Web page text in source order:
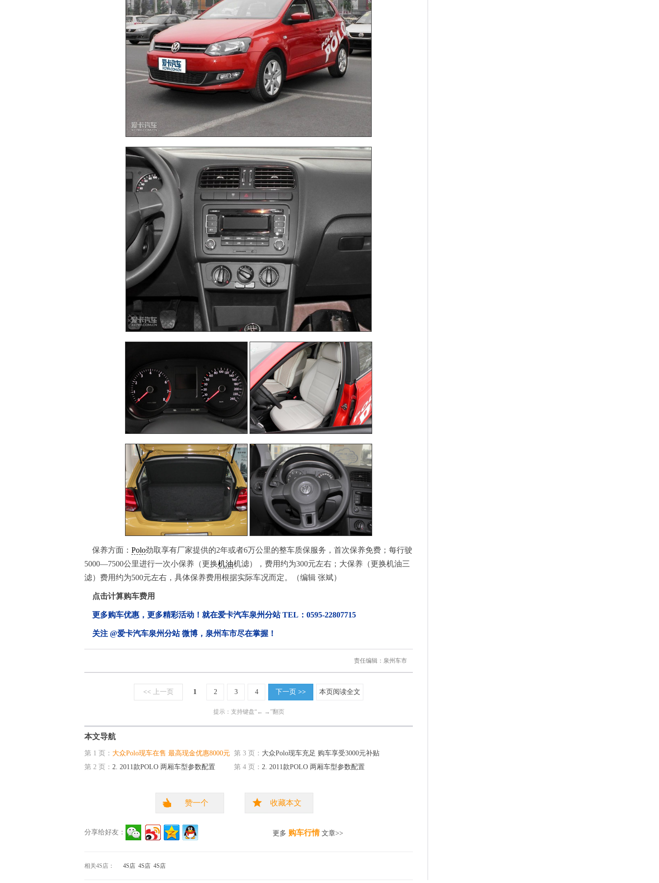
保养方面： Polo劲取享有厂家提供的2年或者6万公里的整车质保服务，首次保养免费；每行驶
5000—7500公里进行一次小保养（更换机油机滤），费用约为300元左右；大保养（更换机油三
滤）费用约为500元左右，具体保养费用根据实际车况而定。（编辑 张斌）
点击计算购车费用
更多购车优惠，更多精彩活动！就在爱卡汽车泉州分站 TEL：0595-22807715
关注 @爱卡汽车泉州分站 微博，泉州车市尽在掌握！
责任编辑：泉州车市
<< 上一页 1 2 3 4 下一页 >> 本页阅读全文
提示：支持键盘“← →”翻页
本文导航
第 1 页： 大众Polo现车在售 最高现金优惠8000元 第 3 页： 大众Polo现车充足 购车享受3000元补贴
第 2 页： 2. 2011款POLO 两厢车型参数配置 第 4 页： 2. 2011款POLO 两厢车型参数配置
赞一个 收藏本文
分享给好友： 更多 购车行情文章>>
相关4S店： 4S店 4S店 4S店